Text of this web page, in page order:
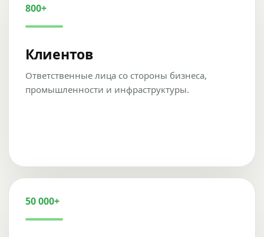
800+
Клиентов
Ответственные лица со стороны бизнеса,
промышленности и инфраструктуры.
50 000+